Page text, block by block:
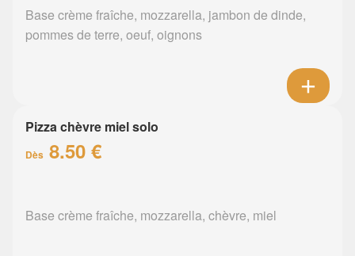
Base crème fraîche, mozzarella, jambon de dinde,
pommes de terre, oeuf, oignons
Pizza chèvre miel solo
Dès 8.50 €
Base crème fraîche, mozzarella, chèvre, miel